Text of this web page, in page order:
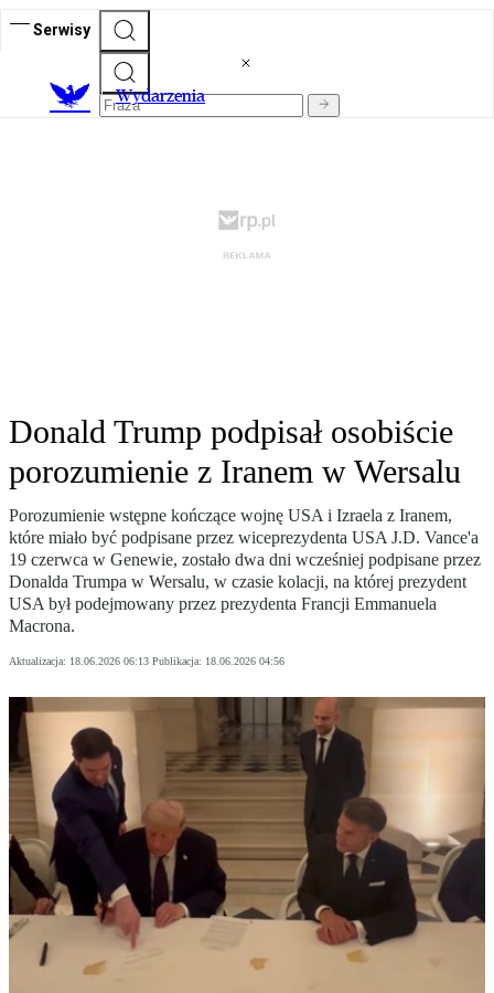
Serwisy
Wydarzenia
Donald Trump podpisał osobiście
porozumienie z Iranem w Wersalu
Porozumienie wstępne kończące wojnę USA i Izraela z Iranem,
które miało być podpisane przez wiceprezydenta USA J.D. Vance'a
19 czerwca w Genewie, zostało dwa dni wcześniej podpisane przez
Donalda Trumpa w Wersalu, w czasie kolacji, na której prezydent
USA był podejmowany przez prezydenta Francji Emmanuela
Macrona.
Aktualizacja: 18.06.2026 06:13 Publikacja: 18.06.2026 04:56